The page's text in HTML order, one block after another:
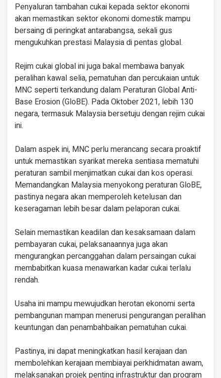
Penyaluran tambahan cukai kepada sektor ekonomi
akan memastikan sektor ekonomi domestik mampu
bersaing di peringkat antarabangsa, sekali gus
mengukuhkan prestasi Malaysia di pentas global.
Rejim cukai global ini juga bakal membawa banyak
peralihan kawal selia, pematuhan dan percukaian untuk
MNC seperti terkandung dalam Peraturan Global Anti-
Base Erosion (GloBE). Pada Oktober 2021, lebih 130
negara, termasuk Malaysia bersetuju dengan rejim cukai
ini.
Dalam aspek ini, MNC perlu merancang secara proaktif
untuk memastikan syarikat mereka sentiasa mematuhi
peraturan sambil menjimatkan cukai dan kos operasi.
Memandangkan Malaysia menyokong peraturan GloBE,
pastinya negara akan memperoleh ketelusan dan
keseragaman lebih besar dalam pelaporan cukai.
Selain memastikan keadilan dan kesaksamaan dalam
pembayaran cukai, pelaksanaannya juga akan
mengurangkan percanggahan dalam persaingan cukai
membabitkan kuasa menawarkan kadar cukai terlalu
rendah.
Usaha ini mampu mewujudkan herotan ekonomi serta
pembangunan mampan menerusi pengurangan peralihan
keuntungan dan penambahbaikan pematuhan cukai.
Pastinya, ini dapat meningkatkan hasil kerajaan dan
membolehkan kerajaan membiayai perkhidmatan awam,
melaksanakan projek penting infrastruktur dan program